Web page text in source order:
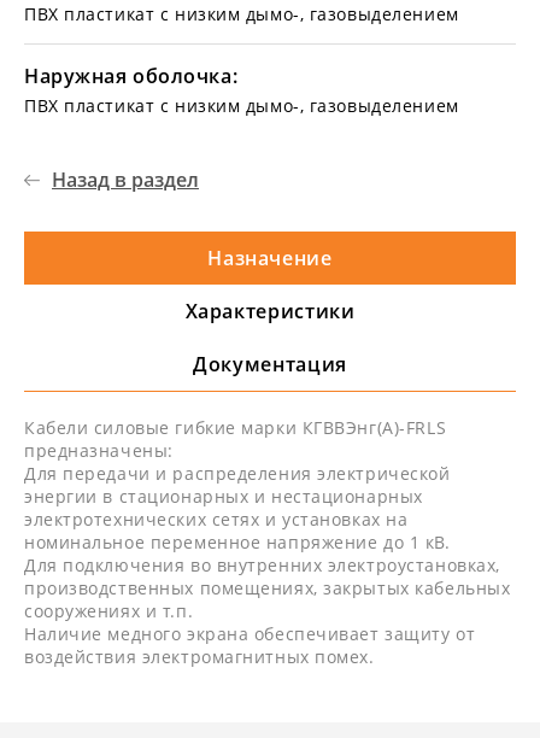
ПВХ пластикат с низким дымо-, газовыделением
Наружная оболочка:
ПВХ пластикат с низким дымо-, газовыделением
Назад в раздел
Назначение
Характеристики
Документация
Кабели силовые гибкие марки КГВВЭнг(А)-FRLS
предназначены:
Для передачи и распределения электрической
энергии в стационарных и нестационарных
электротехнических сетях и установках на
номинальное переменное напряжение до 1 кВ.
Для подключения во внутренних электроустановках,
производственных помещениях, закрытых кабельных
сооружениях и т.п.
Наличие медного экрана обеспечивает защиту от
воздействия электромагнитных помех.